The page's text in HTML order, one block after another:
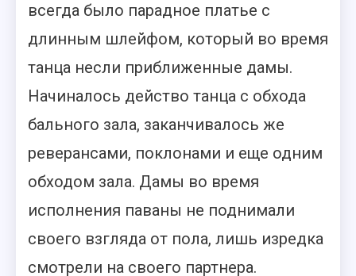
всегда было парадное платье с
длинным шлейфом, который во время
танца несли приближенные дамы.
Начиналось действо танца с обхода
бального зала, заканчивалось же
реверансами, поклонами и еще одним
обходом зала. Дамы во время
исполнения паваны не поднимали
своего взгляда от пола, лишь изредка
смотрели на своего партнера.